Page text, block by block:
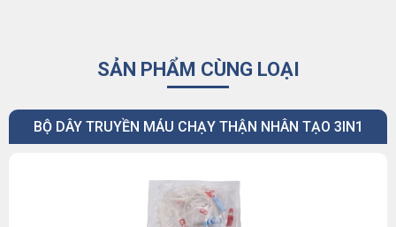
SẢN PHẨM CÙNG LOẠI
BỘ DÂY TRUYỀN MÁU CHẠY THẬN NHÂN TẠO 3IN1